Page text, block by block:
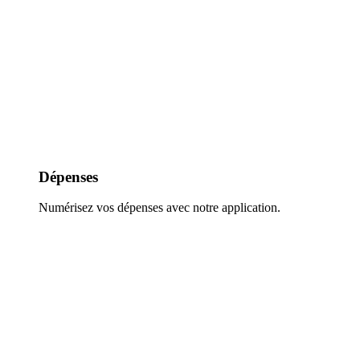
Dépenses
Numérisez vos dépenses avec notre application.